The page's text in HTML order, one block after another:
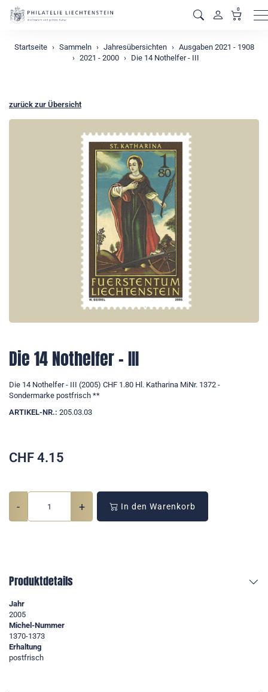
0
Startseite Sammeln Jahresübersichten
Ausgaben 2021 - 1908
2021 - 2000
Die 14 Nothelfer - III
zurück zur Übersicht
Die 14 Nothelfer - III
Die 14 Nothelfer - III (2005) CHF 1.80 Hl. Katharina MiNr. 1372 -
Sondermarke postfrisch **
ARTIKEL-NR.: 205.03.03
CHF 4.15
- + In den Warenkorb
Produktdetails
Jahr
2005
Michel-Nummer
1370-1373
Erhaltung
postfrisch